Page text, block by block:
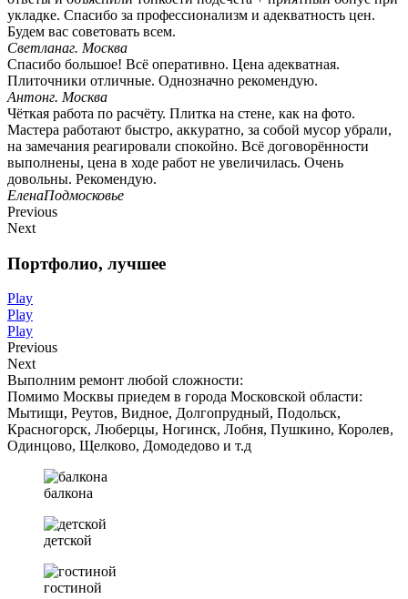
укладке. Спасибо за профессионализм и адекватность цен.
Будем вас советовать всем.
Светланаг. Москва
Спасибо большое! Всё оперативно. Цена адекватная.
Плиточники отличные. Однозначно рекомендую.
Антонг. Москва
Чёткая работа по расчёту. Плитка на стене, как на фото.
Мастера работают быстро, аккуратно, за собой мусор убрали,
на замечания реагировали спокойно. Всё договорённости
выполнены, цена в ходе работ не увеличилась. Очень
довольны. Рекомендую.
ЕленаПодмосковье
Previous
Next
Портфолио, лучшее
Play
Play
Play
Previous
Next
Выполним ремонт любой сложности:
Помимо Москвы приедем в города Московской области:
Мытищи, Реутов, Видное, Долгопрудный, Подольск,
Красногорск, Люберцы, Ногинск, Лобня, Пушкино, Королев,
Одинцово, Щелково, Домодедово и т.д
балкона
детской
гостиной